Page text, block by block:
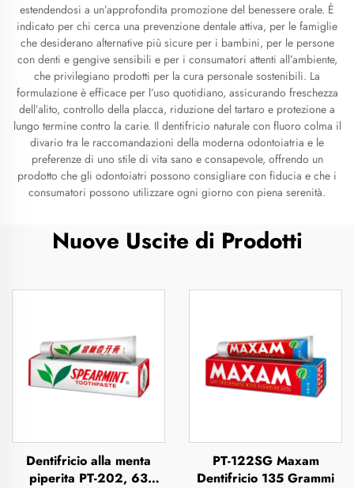
estendendosi a un’approfondita promozione del benessere orale. È
indicato per chi cerca una prevenzione dentale attiva, per le famiglie
che desiderano alternative più sicure per i bambini, per le persone
con denti e gengive sensibili e per i consumatori attenti all’ambiente,
che privilegiano prodotti per la cura personale sostenibili. La
formulazione è efficace per l’uso quotidiano, assicurando freschezza
dell’alito, controllo della placca, riduzione del tartaro e protezione a
lungo termine contro la carie. Il dentifricio naturale con fluoro colma il
divario tra le raccomandazioni della moderna odontoiatria e le
preferenze di uno stile di vita sano e consapevole, offrendo un
prodotto che gli odontoiatri possono consigliare con fiducia e che i
consumatori possono utilizzare ogni giorno con piena serenità.
Nuove Uscite di Prodotti
Dentifricio alla menta
piperita PT-202, 63
PT-122SG Maxam
Dentifricio 135 Grammi